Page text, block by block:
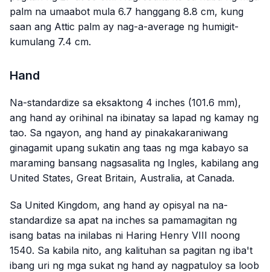
palm na umaabot mula 6.7 hanggang 8.8 cm, kung
saan ang Attic palm ay nag-a-average ng humigit-
kumulang 7.4 cm.
Hand
Na-standardize sa eksaktong 4 inches (101.6 mm),
ang hand ay orihinal na ibinatay sa lapad ng kamay ng
tao. Sa ngayon, ang hand ay pinakakaraniwang
ginagamit upang sukatin ang taas ng mga kabayo sa
maraming bansang nagsasalita ng Ingles, kabilang ang
United States, Great Britain, Australia, at Canada.
Sa United Kingdom, ang hand ay opisyal na na-
standardize sa apat na inches sa pamamagitan ng
isang batas na inilabas ni Haring Henry VIII noong
1540. Sa kabila nito, ang kalituhan sa pagitan ng iba't
ibang uri ng mga sukat ng hand ay nagpatuloy sa loob